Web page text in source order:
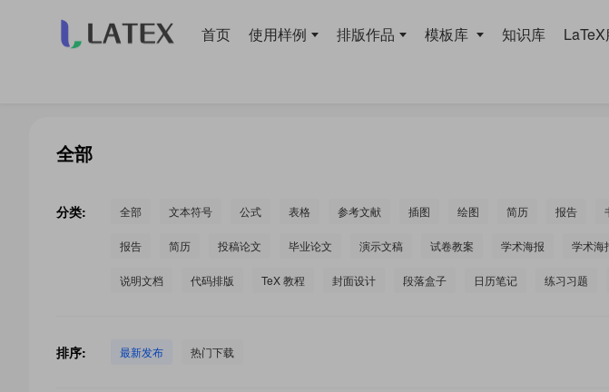
首页 使用样例 排版作品 模板库 知识库
全部
分类: 全部 文本符号 公式 表格 参考文献 插图 绘图 简历 报告
报告 简历 投稿论文 毕业论文 演示文稿 试卷教案 学术海报 学术海
说明文档 代码排版 TeX 教程 封面设计 段落盒子 日历笔记 练习习题
排序: 最新发布 热门下载